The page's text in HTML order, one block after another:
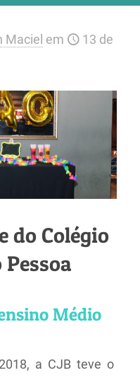
Maciel em
13 de
do Colégio
Pessoa
Médio
a CJB teve o